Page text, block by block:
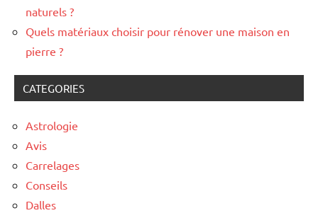
naturels ?
Quels matériaux choisir pour rénover une maison en
pierre ?
CATEGORIES
Astrologie
Avis
Carrelages
Conseils
Dalles